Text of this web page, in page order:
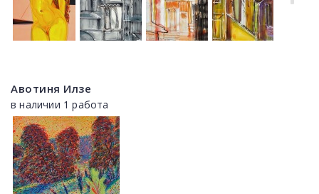
Авотиня Илзе
в наличии 1 работа